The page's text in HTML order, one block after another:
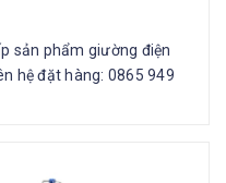
sản phẩm giường điện
hệ đặt hàng: 0865 949